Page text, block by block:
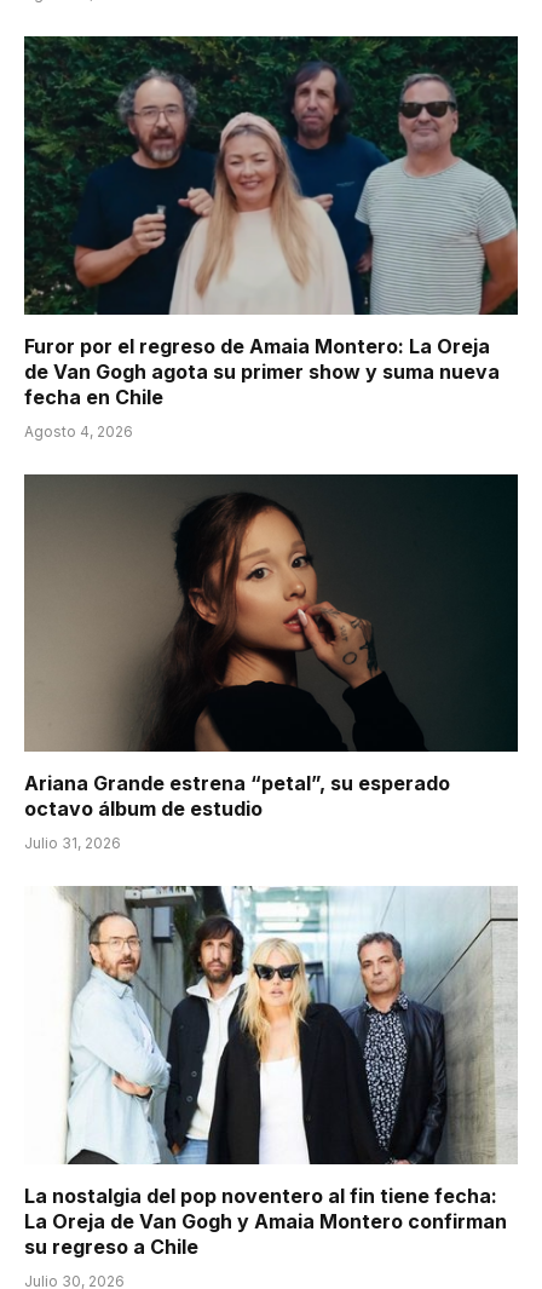
Furor por el regreso de Amaia Montero: La Oreja
de Van Gogh agota su primer show y suma nueva
fecha en Chile
Agosto 4, 2026
Ariana Grande estrena “petal”, su esperado
octavo álbum de estudio
Julio 31, 2026
La nostalgia del pop noventero al fin tiene fecha:
La Oreja de Van Gogh y Amaia Montero confirman
su regreso a Chile
Julio 30, 2026